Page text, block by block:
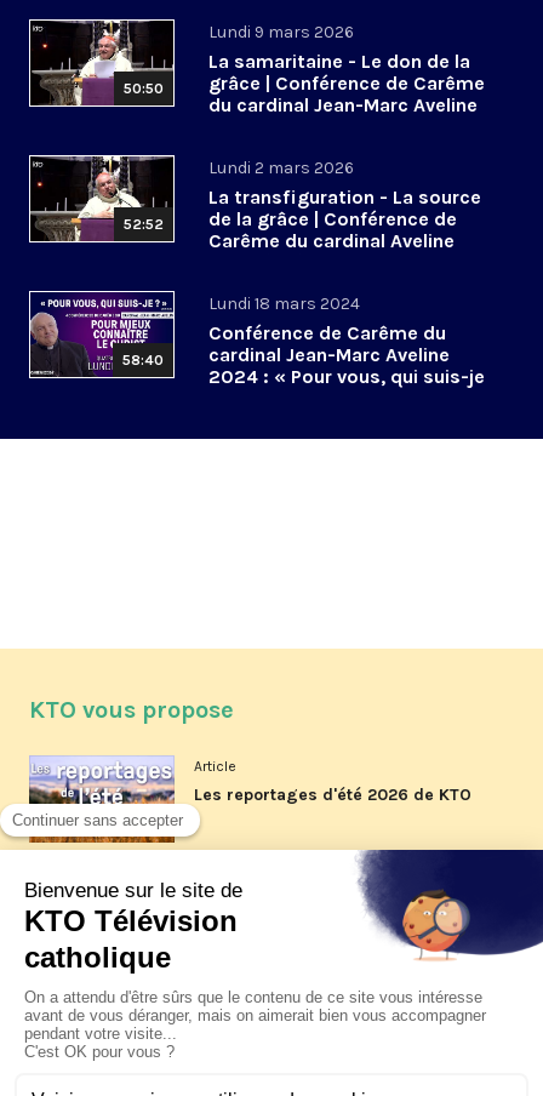
50:50
Lundi 9 mars 2026
La samaritaine - Le don de la
grâce | Conférence de Carême
du cardinal Jean-Marc Aveline
52:52
Lundi 2 mars 2026
La transfiguration - La source
de la grâce | Conférence de
Carême du cardinal Aveline
58:40
Lundi 18 mars 2024
Conférence de Carême du
cardinal Jean-Marc Aveline
2024 : « Pour vous, qui suis-je
KTO vous propose
Article
Les reportages d'été 2026 de KTO
La visite pastorale du pape Léon
XIV à Assise à suivre sur KTO le
Article
Le pape en Uruguay, Argentine et